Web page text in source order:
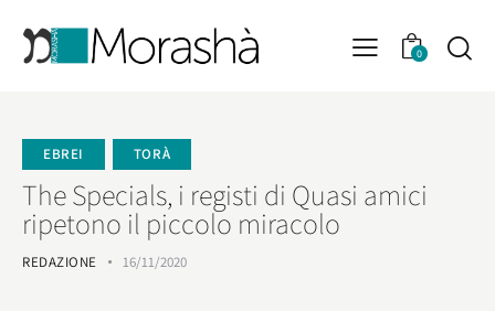
0
EBREI TORÀ
The Specials, i registi di Quasi amici
ripetono il piccolo miracolo
REDAZIONE 16/11/2020